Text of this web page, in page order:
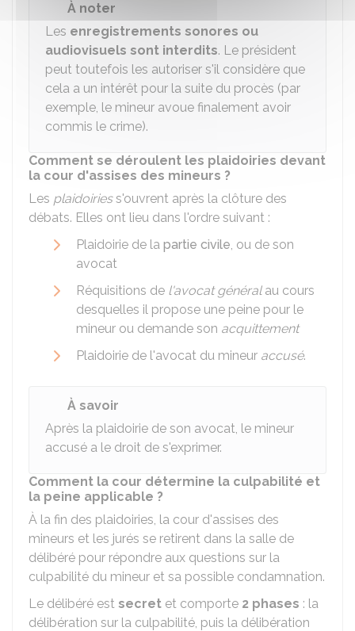
À noter
Les enregistrements sonores ou
audiovisuels sont interdits. Le président
peut toutefois les autoriser s'il considère que
cela a un intérêt pour la suite du procès (par
exemple, le mineur avoue finalement avoir
commis le crime).
Comment se déroulent les plaidoiries devant
la cour d'assises des mineurs ?
Les plaidoiriess'ouvrent après la clôture des
débats. Elles ont lieu dans l'ordre suivant :
Plaidoirie de la partie civile, ou de son
avocat
Réquisitions de l'avocat généralau cours
desquelles il propose une peine pour le
mineur ou demande son acquittement
Plaidoirie de l'avocat du mineur accusé.
À savoir
Après la plaidoirie de son avocat, le mineur
accusé a le droit de s'exprimer.
Comment la cour détermine la culpabilité et
la peine applicable ?
À la fin des plaidoiries, la cour d'assises des
mineurs et les jurés se retirent dans la salle de
délibéré pour répondre aux questions sur la
culpabilité du mineur et sa possible condamnation.
Le délibéré est secret et comporte 2 phases : la
délibération sur la culpabilité, puis la délibération